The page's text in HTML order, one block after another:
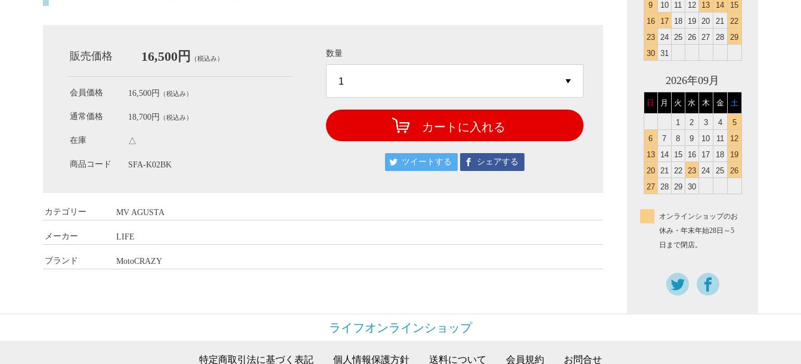
販売価格 16,500円 （税込み）
会員価格 16,500円 （税込み）
通常価格 18,700円 （税込み）
在庫 △
商品コード SFA-K02BK
数量
カートに入れる
ツイートする シェアする
カテゴリー MV AGUSTA
メーカー LIFE
ブランド MotoCRAZY
9
10 11 12 13 14
15
16
17 18 19 20 21
22
23
24 25 26 27 28
29
30
31
2026年09月
日 月 火 水 木 金 土
1 2 3 4
5
6
7 8 9 10 11
12
13
14 15 16 17 18
19
20
21 22 23 24 25
26
27
28 29 30
オンラインショップのお
休み・年末年始28日～5
日まで閉店。
ライフオンラインショップ
特定商取引法に基づく表記 個人情報保護方針 送料について 会員規約 お問合せ